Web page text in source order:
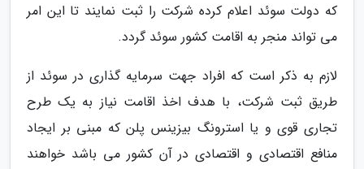
که دولت سوئد اعلام کرده شرکت را ثبت نمایند تا این امر
می تواند منجر به اقامت کشور سوئد گردد.
لازم به ذکر است که افراد جهت سرمایه گذاری در سوئد از
طریق ثبت شرکت، با هدف اخذ اقامت نیاز به یک طرح
تجاری قوی و یا استرونگ بیزینس پلن که مبنی بر ایجاد
منافع اقتصادی و اقتصادی در آن کشور می باشد خواهند